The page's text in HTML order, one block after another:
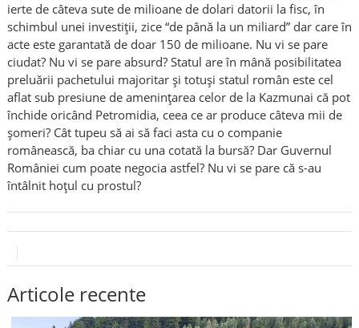
ierte de câteva sute de milioane de dolari datorii la fisc, în
schimbul unei investiții, zice “de până la un miliard” dar care în
acte este garantată de doar 150 de milioane. Nu vi se pare
ciudat? Nu vi se pare absurd? Statul are în mână posibilitatea
preluării pachetului majoritar și totuși statul român este cel
aflat sub presiune de amenințarea celor de la Kazmunai că pot
închide oricând Petromidia, ceea ce ar produce câteva mii de
șomeri? Cât tupeu să ai să faci asta cu o companie
românească, ba chiar cu una cotată la bursă? Dar Guvernul
României cum poate negocia astfel? Nu vi se pare că s-au
întâlnit hoțul cu prostul?
Articole recente